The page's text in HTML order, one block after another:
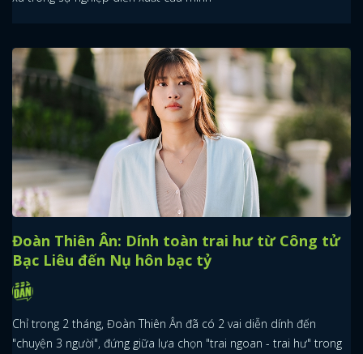
Đoàn Thiên Ân: Dính toàn trai hư từ Công tử
Bạc Liêu đến Nụ hôn bạc tỷ
Chỉ trong 2 tháng, Đoàn Thiên Ân đã có 2 vai diễn dính đến
"chuyện 3 người", đứng giữa lựa chọn "trai ngoan - trai hư" trong